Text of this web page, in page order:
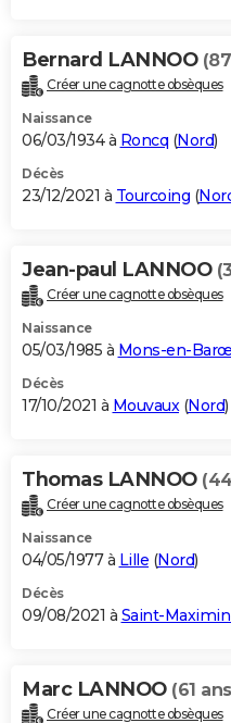
Bernard LANNOO
Créer une cagnotte obsèques
Naissance
06/03/1934 à Roncq (Nord)
Décès
23/12/2021 à Tourcoing (
Jean-paul LANNOO
Créer une cagnotte obsèques
Naissance
05/03/1985 à Mons-en-
Décès
17/10/2021 à Mouvaux(Nord)
Thomas LANNOO
Créer une cagnotte obsèques
Naissance
04/05/1977 à Lille (Nord)
Décès
09/08/2021 à Saint-
Marc LANNOO (61
Créer une cagnotte obsèques